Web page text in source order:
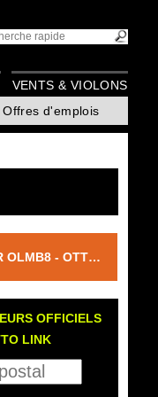
Offres d'emplois
VENTS & VIOLONS
ACHETER OLMB8 - OTTO LINK
OFFICIELS
LINK